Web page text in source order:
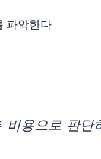
파악한다
용으로 판